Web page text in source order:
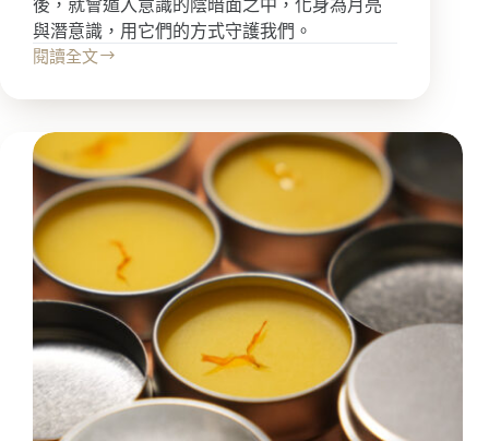
後，就會遁入意識的陰暗面之中，化身為月亮
與潛意識，用它們的方式守護我們。
閱讀全文
月
是
受
的
太
陽
——
金
花
癒
包
的